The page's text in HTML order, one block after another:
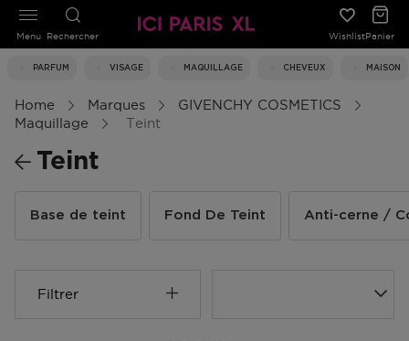
Rechercher WishlistPanier
PARFUM VISAGE MAQUILLAGE CHEVEUX MAISON
Menu
Home Marques
GIVENCHY COSMETICS
Maquillage
Teint
Teint
Base de teint Fond De Teint Anti-cerne /
Filtrer